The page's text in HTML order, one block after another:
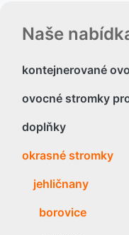
Naše
kontejnerované
ovocné stromky
doplňky
okrasné stromky
jehličnany
borovice